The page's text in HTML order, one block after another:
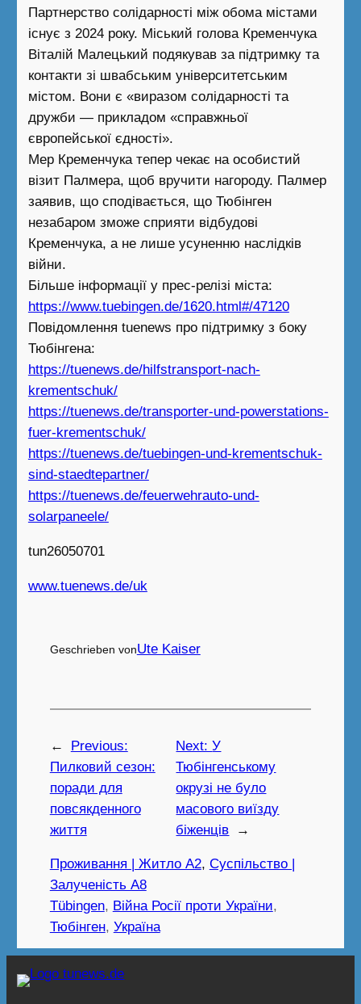
Партнерство солідарності між обома містами
існує з 2024 року. Міський голова Кременчука
Віталій Малецький подякував за підтримку та
контакти зі швабським університетським
містом. Вони є «виразом солідарності та
дружби — прикладом «справжньої
європейської єдності».
Мер Кременчука тепер чекає на особистий
візит Палмера, щоб вручити нагороду. Палмер
заявив, що сподівається, що Тюбінген
незабаром зможе сприяти відбудові
Кременчука, а не лише усуненню наслідків
війни.
Більше інформації у прес-релізі міста:
https://www.tuebingen.de/1620.html#/47120
Повідомлення tuenews про підтримку з боку
Тюбінгена:
https://tuenews.de/hilfstransport-nach-
krementschuk/
https://tuenews.de/transporter-und-powerstations-
fuer-krementschuk/
https://tuenews.de/tuebingen-und-krementschuk-
sind-staedtepartner/
https://tuenews.de/feuerwehrauto-und-
solarpaneele/
tun26050701
www.tuenews.de/uk
Geschrieben vonUte Kaiser
←
Previous:
Пилковий сезон:
поради для
повсякденного
життя
Next:У
Тюбінгенському
окрузі не було
масового виїзду
біженців
→
Проживання | Житло A2, Суспільство |
Залученість A8
Tübingen, Війна Росії проти України
Тюбінген, Україна